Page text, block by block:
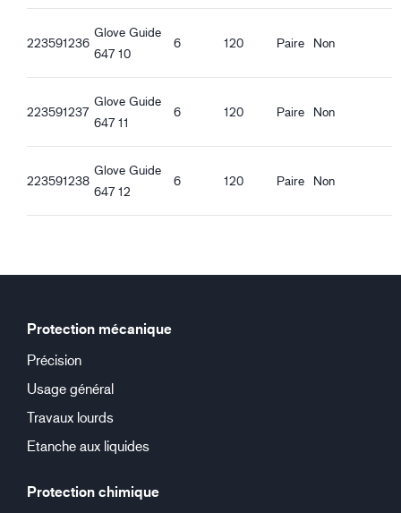
Adhérence optimale surfaces humides
Adhérence optimale surfaces huileuses
223591236
Glove Guide
647 10
6 120 Paire Non
223591237
Glove Guide
647 11
6 120 Paire Non
223591238
Glove Guide
647 12
6 120 Paire Non
Protection mécanique
Précision
Usage général
Travaux lourds
Etanche aux liquides
Protection chimique